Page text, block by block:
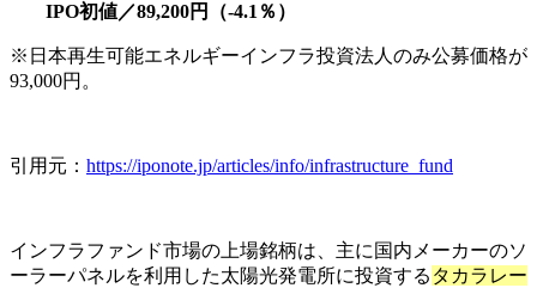
IPO初値／89,200円（-4.1％）
※日本再生可能エネルギーインフラ投資法人のみ公募価格が
93,000円。
引用元： https://iponote.jp/articles/info/infrastructure_fund
インフラファンド市場の上場銘柄は、主に国内メーカーのソ
ーラーパネルを利用した太陽光発電所に投資する タカラレー